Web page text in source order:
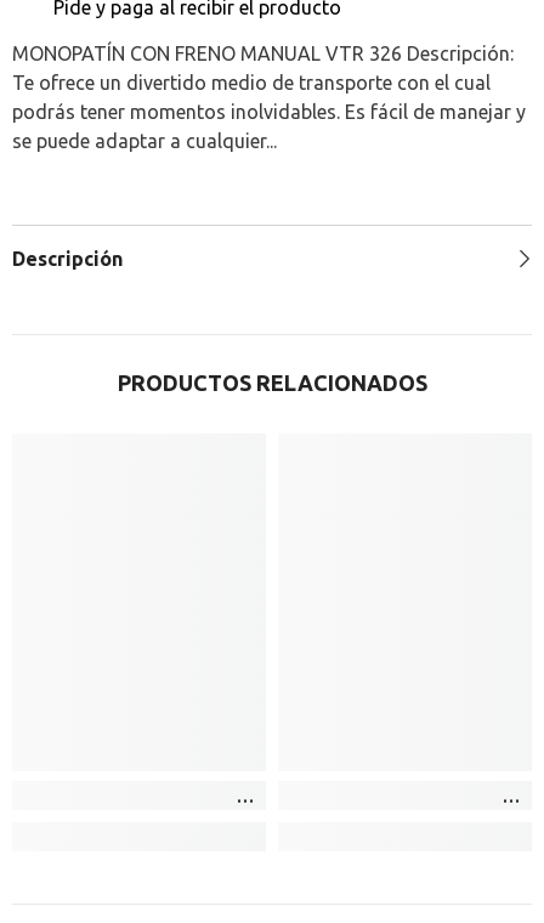
Pide y paga al recibir el producto
MONOPATÍN CON FRENO MANUAL VTR 326 Descripción:
Te ofrece un divertido medio de transporte con el cual
podrás tener momentos inolvidables. Es fácil de manejar y
se puede adaptar a cualquier...
Descripción
PRODUCTOS RELACIONADOS